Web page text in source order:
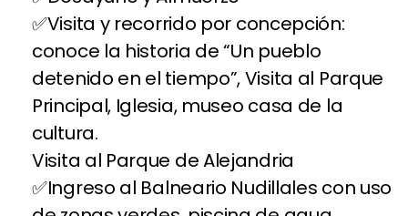
Visita y recorrido por concepción:
conoce la historia de “Un pueblo
detenido en el tiempo”, Visita al Parque
Principal, Iglesia, museo casa de la
cultura.
Visita al Parque de Alejandria
Ingreso al Balneario Nudillales con uso